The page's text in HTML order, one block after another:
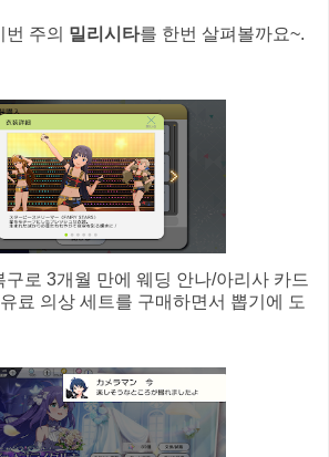
주의 밀리시타를 한번 살펴볼까요~.
구로 3개월 만에 웨딩 안나/아리사 카드
료 의상 세트를 구매하면서 뽑기에 도